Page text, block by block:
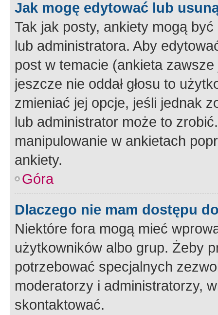
Jak mogę edytować lub
Tak jak posty, ankiety mogą
lub administratora. Aby
post w temacie (ankieta
jeszcze nie oddał głosu to
zmieniać jej opcje, jeśli jednak
lub administrator może to
manipulowanie w ankietach
ankiety.
Góra
Dlaczego nie mam dostępu
Niektóre fora mogą mieć
użytkowników albo grup. Żeby
potrzebować specjalnych
moderatorzy i administratorzy,
skontaktować.